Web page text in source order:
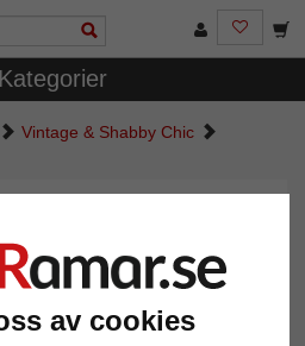
av cookies
Kategorier
Vintage & Shabby Chic